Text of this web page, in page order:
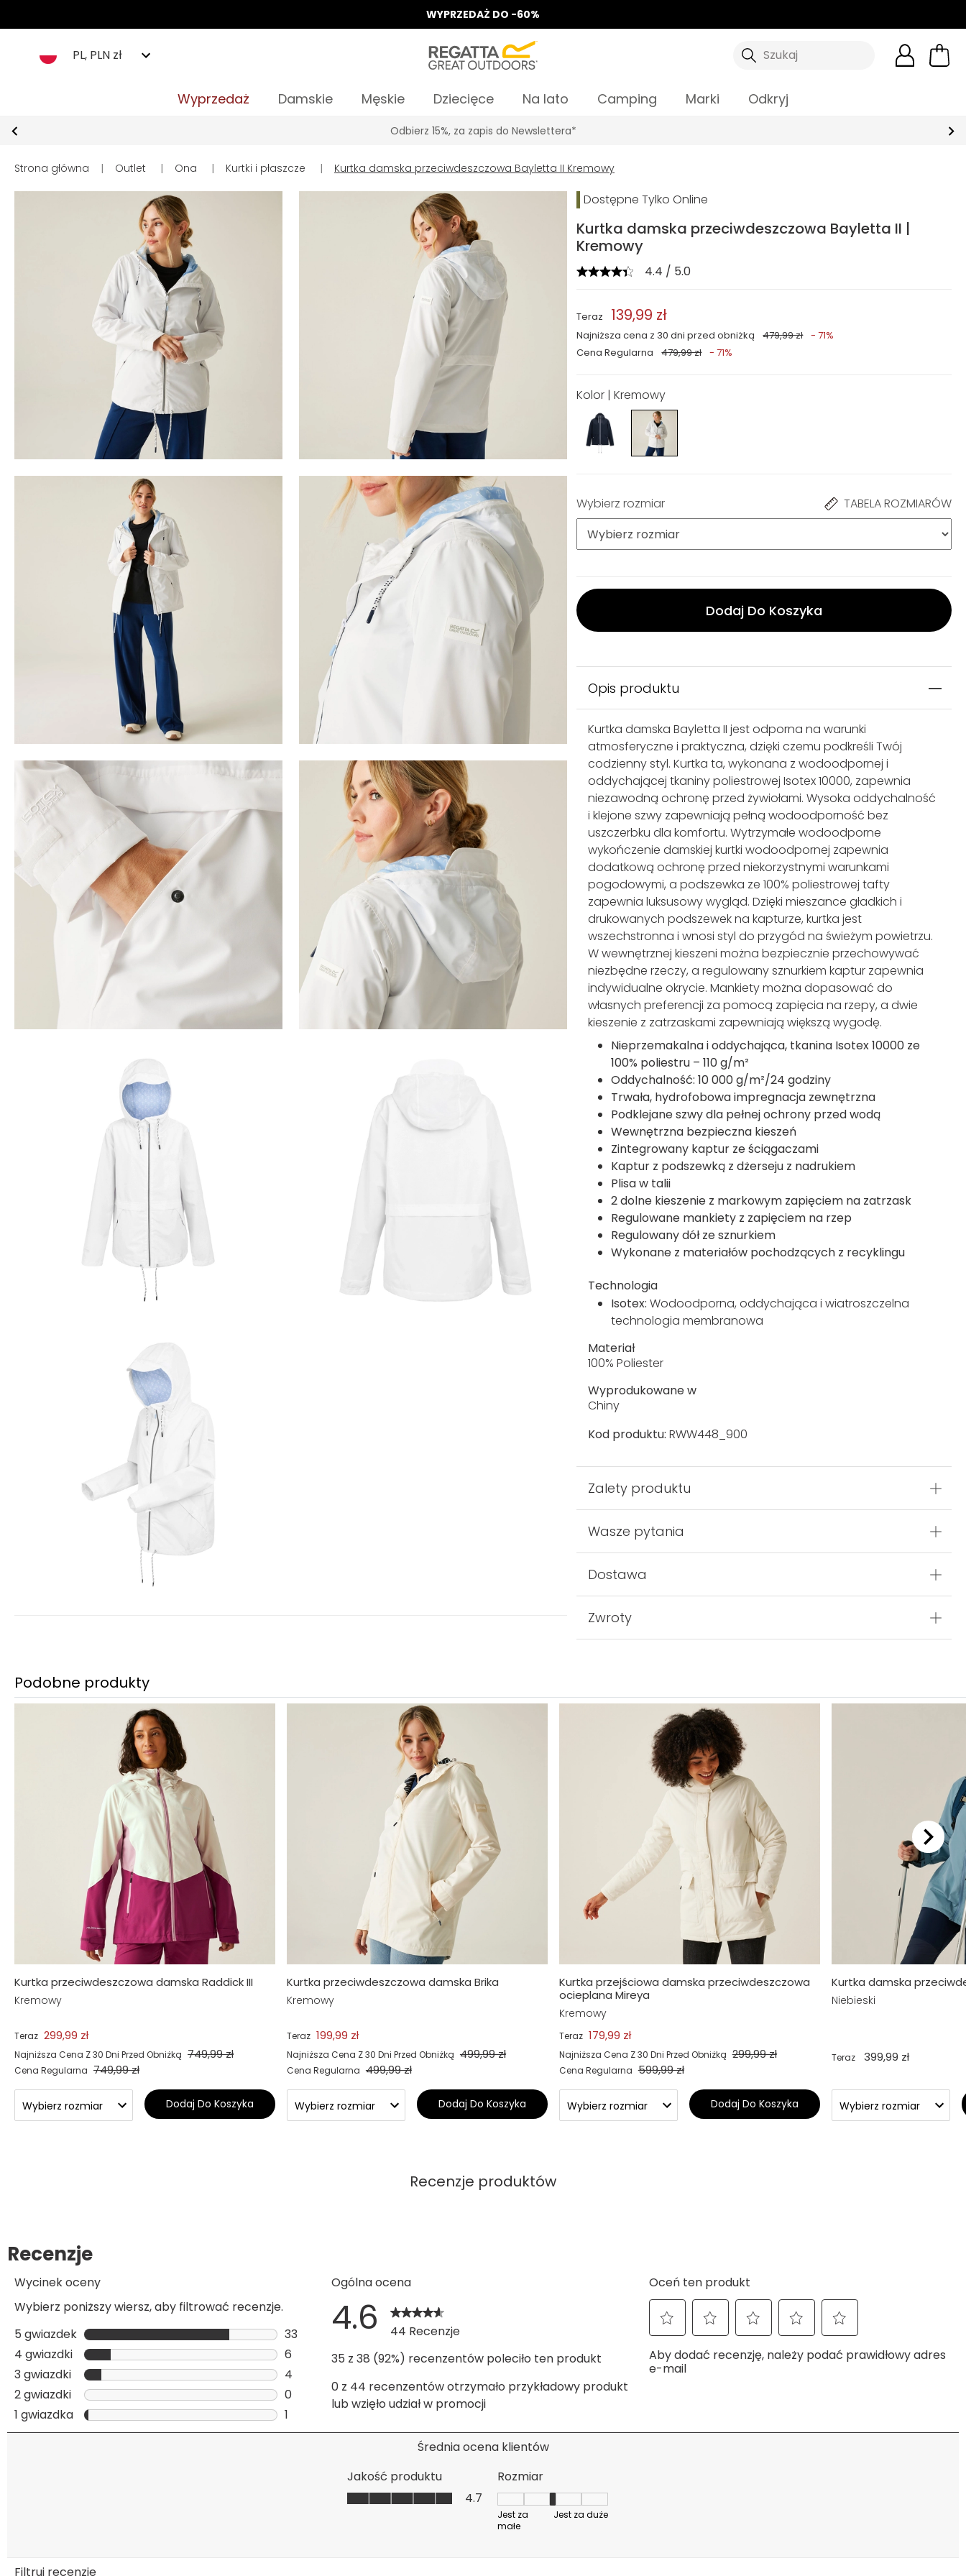
WYPRZEDAŻ DO -60%
PL, PLN zł Szukaj
Wyprzedaż Damskie Męskie Dziecięce Na lato Camping Marki Odkryj
Odbierz 15%, za zapis do Newslettera*
Strona główna | Outlet | Ona | Kurtki i płaszcze | Kurtka damska przeciwdeszczowa Bayletta II Kremowy
Dostępne Tylko Online
Kurtka damska przeciwdeszczowa Bayletta II |
Kremowy
4.4 / 5.0
Cena Regularna 479,99 zł - 71%
Najniższa cena z 30 dni przed obniżką 479,99 zł - 71%
Teraz 139,99 zł
Kolor | Kremowy
Wybierz rozmiar TABELA ROZMIARÓW
Dodaj Do Koszyka
Opis produktu
Kurtka damska Bayletta II jest odporna na warunki
atmosferyczne i praktyczna, dzięki czemu podkreśli Twój
codzienny styl. Kurtka ta, wykonana z wodoodpornej i
oddychającej tkaniny poliestrowej Isotex 10000, zapewnia
niezawodną ochronę przed żywiołami. Wysoka oddychalność
i klejone szwy zapewniają pełną wodoodporność bez
uszczerbku dla komfortu. Wytrzymałe wodoodporne
wykończenie damskiej kurtki wodoodpornej zapewnia
dodatkową ochronę przed niekorzystnymi warunkami
pogodowymi, a podszewka ze 100% poliestrowej tafty
zapewnia luksusowy wygląd. Dzięki mieszance gładkich i
drukowanych podszewek na kapturze, kurtka jest
wszechstronna i wnosi styl do przygód na świeżym powietrzu.
W wewnętrznej kieszeni można bezpiecznie przechowywać
niezbędne rzeczy, a regulowany sznurkiem kaptur zapewnia
indywidualne okrycie. Mankiety można dopasować do
własnych preferencji za pomocą zapięcia na rzepy, a dwie
kieszenie z zatrzaskami zapewniają większą wygodę.
Nieprzemakalna i oddychająca, tkanina Isotex 10000 ze
100% poliestru – 110 g/m²
Oddychalność: 10 000 g/m²/24 godziny
Trwała, hydrofobowa impregnacja zewnętrzna
Podklejane szwy dla pełnej ochrony przed wodą
Wewnętrzna bezpieczna kieszeń
Zintegrowany kaptur ze ściągaczami
Kaptur z podszewką z dżerseju z nadrukiem
Plisa w talii
2 dolne kieszenie z markowym zapięciem na zatrzask
Regulowane mankiety z zapięciem na rzep
Regulowany dół ze sznurkiem
Wykonane z materiałów pochodzących z recyklingu
Technologia
Isotex:Wodoodporna, oddychająca i wiatroszczelna
technologia membranowa
Materiał
100% Poliester
Wyprodukowane w
Chiny
Kod produktu: RWW448_900
Zalety produktu
Wasze pytania
Dostawa
Zwroty
Podobne produkty
Kurtka przeciwdeszczowa damska Raddick III
Kremowy
Teraz 299,99 zł
Najniższa Cena Z 30 Dni Przed Obniżką 749,99 zł
Cena Regularna 749,99 zł
Dodaj Do Koszyka
Kurtka przeciwdeszczowa damska Brika
Kremowy
Teraz 199,99 zł
Najniższa Cena Z 30 Dni Przed Obniżką 499,99 zł
Cena Regularna 499,99 zł
Dodaj Do Koszyka
Kurtka przejściowa damska przeciwdeszczowa
ocieplana Mireya
Kremowy
Teraz 179,99 zł
Najniższa Cena Z 30 Dni Przed Obniżką 299,99 zł
Cena Regularna 599,99 zł
Dodaj Do Koszyka
Kurtka damska
Niebieski
Teraz 399,99 zł
Recenzje produktów